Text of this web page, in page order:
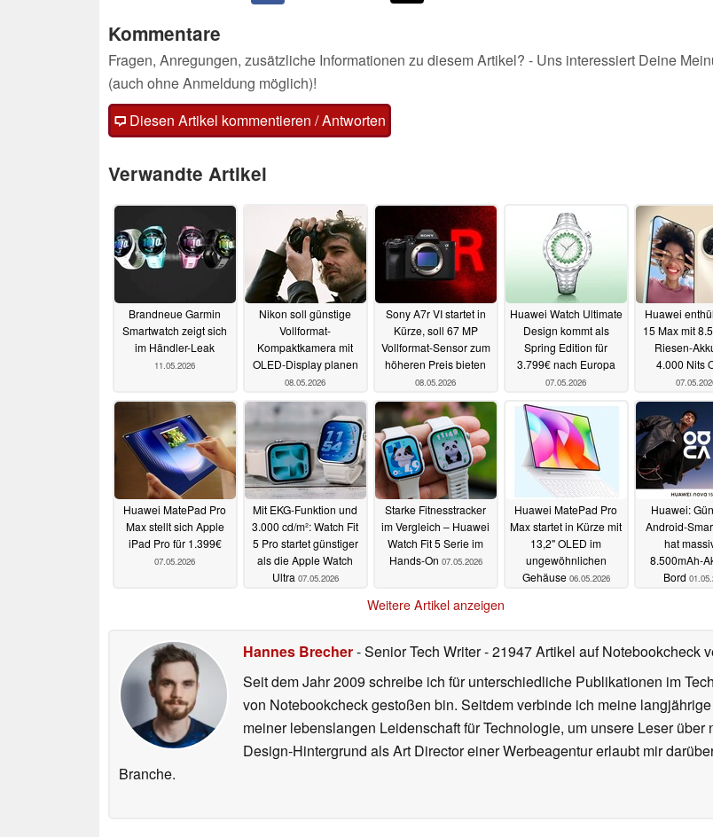
Kommentare
Fragen, Anregungen, zusätzliche Informationen zu diesem Artikel? - Uns interessiert Deine
(auch ohne Anmeldung möglich)!
Diesen Artikel kommentieren / Antworten
Verwandte Artikel
Brandneue Garmin
Smartwatch zeigt sich
im Händler-Leak
11.05.2026
Nikon soll günstige
Vollformat-
Kompaktkamera mit
OLED-Display planen
08.05.2026
Sony A7r VI startet in
Kürze, soll 67 MP
Vollformat-Sensor zum
höheren Preis bieten
08.05.2026
Huawei Watch Ultimate
Design kommt als
Spring Edition für
3.799€ nach Europa
07.05.2026
Huawei
15 Max mit
Riesen-
4.000 Nits
Huawei MatePad Pro
Max stellt sich Apple
iPad Pro für 1.399€
07.05.2026
Mit EKG-Funktion und
3.000 cd/m²: Watch Fit
5 Pro startet günstiger
als die Apple Watch
Ultra 07.05.2026
Starke Fitnesstracker
im Vergleich – Huawei
Watch Fit 5 Serie im
Hands-On 07.05.2026
Huawei MatePad Pro
Max startet in Kürze mit
13,2" OLED im
ungewöhnlichen
Gehäuse 06.05.2026
Huawei:
Android-
hat
8.500mAh-
Bord
Weitere Artikel anzeigen
Hannes Brecher- Senior Tech Writer- 21947 Artikel auf Notebookcheck
Seit dem Jahr 2009 schreibe ich für unterschiedliche Publikationen im
von Notebookcheck gestoßen bin. Seitdem verbinde ich meine
meiner lebenslangen Leidenschaft für Technologie, um unsere Leser
Design-Hintergrund als Art Director einer Werbeagentur erlaubt mir
Branche.